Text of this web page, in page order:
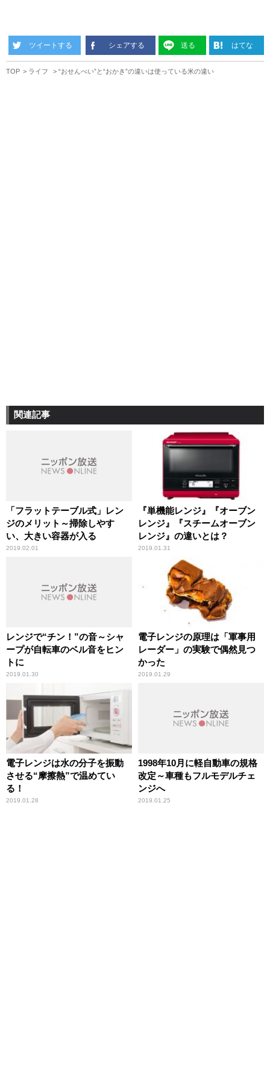
ツイートする シェアする 送る はてな
TOP ライフ “おせんべい”と“おかき”の違いは使っている米の違い
関連記事
「フラットテーブル式」レン
ジのメリット～掃除しやす
い、大きい容器が入る
2019.02.01
『単機能レンジ』『オーブン
レンジ』『スチームオーブン
レンジ』の違いとは？
2019.01.31
レンジで“チン！”の音～シャ
ープが自転車のベル音をヒン
トに
2019.01.30
電子レンジの原理は「軍事用
レーダー」の実験で偶然見つ
かった
2019.01.29
電子レンジは水の分子を振動
させる“摩擦熱”で温めてい
る！
2019.01.28
1998年10月に軽自動車の規格
改定～車種もフルモデルチェ
ンジへ
2019.01.25